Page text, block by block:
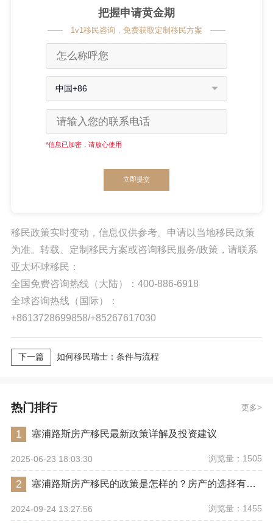
把握申请黄金期
1v1移民咨询，免费获取定制移民方案
中国+86
*信息已加密，请放心使用
立即提交
移民政策实时变动，信息仅供参考。申请以当地移民政策
为准。转载、定制移民方案或咨询移民服务/政策，请联系
亚太环球移民：
全国免费咨询热线（大陆）：400-886-6918
全球咨询热线（国际）：
+8613728699858/+85267617030
下一篇 如何移民瑞士：条件与流程
热门排行 更多
1 塞浦路斯房产移民最新政策详解及投资建议
2025-06-23 18:03:30 浏览量：1505
2 塞浦路斯房产移民的政策是怎样的？房产的选择有哪些要点？
2024-09-24 13:27:56 浏览量：1455